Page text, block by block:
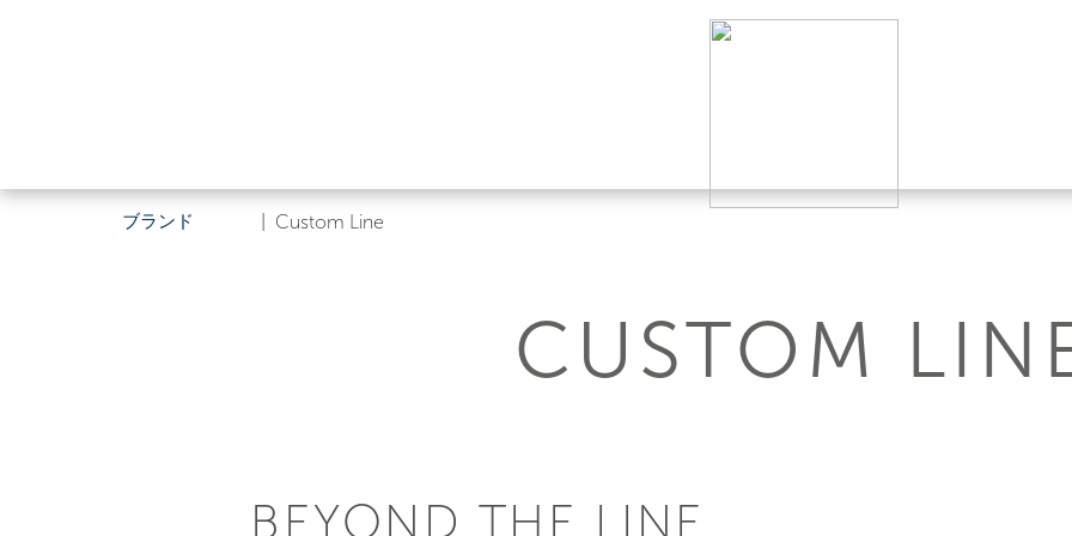
ブランド Custom Line
CUSTOM
BEYOND THE LINE